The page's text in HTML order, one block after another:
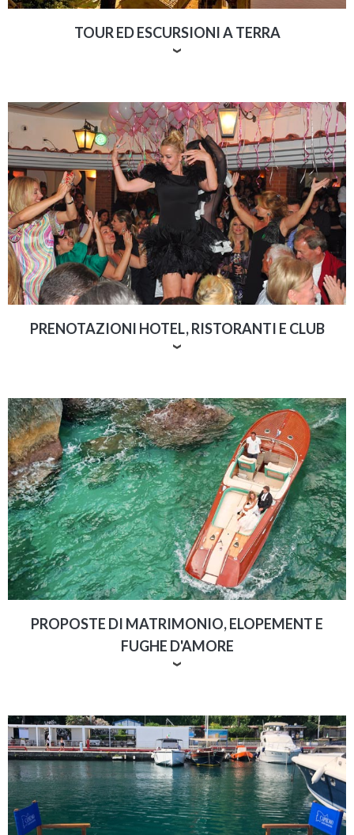
Scopri di più su https://boatsarounditaly.com/
TOUR ED ESCURSIONI A TERRA
attenzione alla Costiera Amalfitana con i borghi di
Positano, Amalfi e Ravello, Pompei, Ercolano, Napoli e il
Vesuvio. Oltre che le classiche visite culturali
proponiamo anche scuole di cucina, wine-tour,
itinerari tematici e shopping tour. Tutti i nostri
autisti parlano perfettamente inglese e a loro
possiamo affiancare una guida turistica professionale o
un personal shopper.
PRENOTAZIONI HOTEL, RISTORANTI E CLUB
ristorante più richiesto? Una suite da prenotare last-
minute nel pieno dell'estate?Con Capri 360 non è più
un problema. Chiedi il nostro aiuto tutte le porte si
apriranno...
PROPOSTE DI MATRIMONIO, ELOPEMENT E
FUGHE D'AMORE
bocca aperta!Serenate in mezzo al mare, proposte di
matrimonio all'interno di grotte marine, cene in
location esclusive... le possibilità sono infinte!
Possiamo anche organizzare party indimenticabili a
bordo o in altre location con dee-jay, animazione, bar e
tutto quello che serve per divertirsi come si deve e